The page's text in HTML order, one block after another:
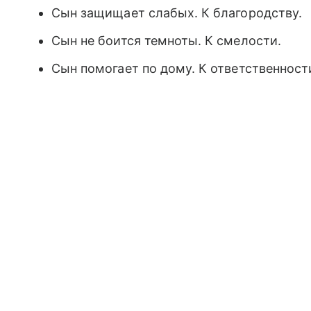
Сын защищает слабых. К благородству.
Сын не боится темноты. К смелости.
Сын помогает по дому. К